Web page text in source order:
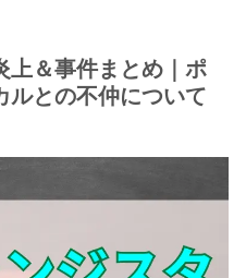
上＆事件まとめ｜ポ
ルとの不仲について